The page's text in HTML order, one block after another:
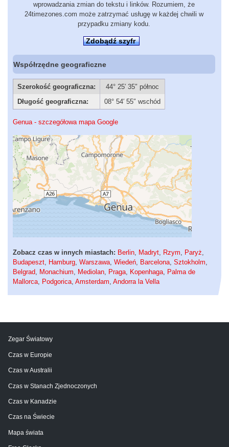
wprowadzania zmian do tekstu i linków. Rozumiem, że
24timezones.com może zatrzymać usługę w każdej chwili w
przypadku zmiany kodu.
Zdobądź szyfr
Współrzędne geograficzne
Szerokość geograficzna:
44° 25′ 35″ północ
Długość geograficzna:
08° 54′ 55″ wschód
Genua - szczegółowa mapa Google
Zobacz czas w innych miastach: Berlin Madryt Rzym Paryż
Budapeszt
Hamburg Warszawa Wiedeń Barcelona Sztokholm
Belgrad
Monachium Mediolan Praga Kopenhaga
Palma de
Mallorca
Podgorica Amsterdam Andorra la Vella
Zegar Światowy
Czas w Europie
Czas w Australii
Czas w Stanach Zjednoczonych
Czas w Kanadzie
Czas na Świecie
Mapa świata